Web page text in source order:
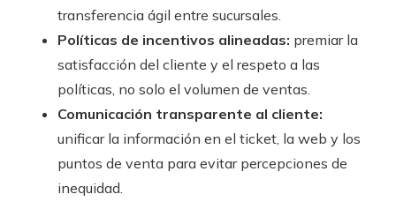
transferencia ágil entre sucursales.
Políticas de incentivos alineadas: premiar la
satisfacción del cliente y el respeto a las
políticas, no solo el volumen de ventas.
Comunicación transparente al cliente:
unificar la información en el ticket, la web y los
puntos de venta para evitar percepciones de
inequidad.